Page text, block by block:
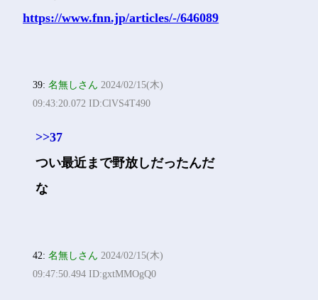
https://www.fnn.jp/articles/-/646089
39:名無しさん 2024/02/15(木)
09:43:20.072 ID:ClVS4T490
>>37
つい最近まで野放しだったんだ
な
42:名無しさん 2024/02/15(木)
09:47:50.494 ID:gxtMMOgQ0